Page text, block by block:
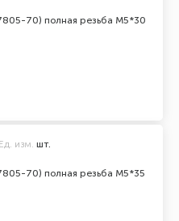
70) полная резьба М5*30
70) полная резьба М5*35
Ед. изм. шт.